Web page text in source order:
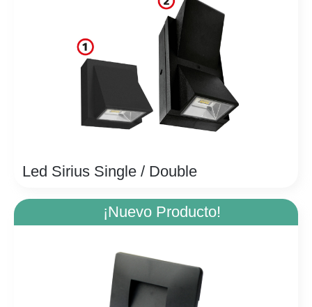
Led Sirius Single / Double
¡Nuevo Producto!